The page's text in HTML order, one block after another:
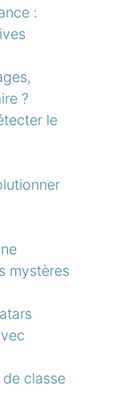
:
?
le
mystères
classe